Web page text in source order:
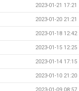
2023-01-21 17:21
2023-01-20 21:21
2023-01-18 12:42
2023-01-15 12:25
2023-01-14 17:15
2023-01-10 21:20
2023-01-09 08:57